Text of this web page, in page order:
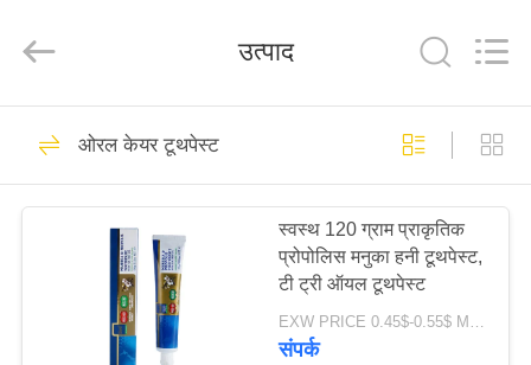
उत्पादों
CARE
CENTER.
ओरल केयर टूथपेस्ट
150
उत्पाद
ओरल केयर टूथपेस्ट
स्वस्थ 120 ग्राम प्राकृतिक
प्रोपोलिस मनुका हनी टूथपेस्ट,
टी ट्री ऑयल टूथपेस्ट
EXW PRICE 0.45$-0.55$ MOQ:500 पीसी -30000 पीसी
संपर्क